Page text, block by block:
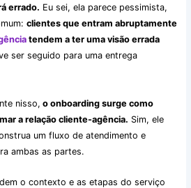
errado. Eu sei, ela parece pessimista,
clientes que entram abruptamente
tendem a ter uma visão errada
ser seguido para uma entrega
nisso, o onboarding surge como
a relação cliente-agência. Sim, ele
um fluxo de atendimento e
ambas as partes.
o contexto e as etapas do serviço